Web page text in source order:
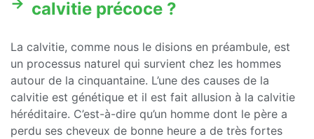
calvitie précoce ?
La calvitie, comme nous le disions en préambule, est
un processus naturel qui survient chez les hommes
autour de la cinquantaine. L’une des causes de la
calvitie est génétique et il est fait allusion à la calvitie
héréditaire. C’est-à-dire qu’un homme dont le père a
perdu ses cheveux de bonne heure a de très fortes